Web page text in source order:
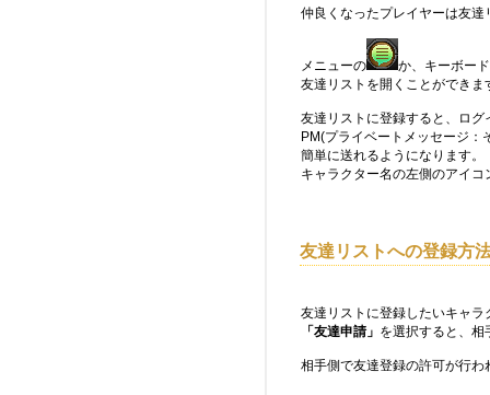
仲良くなったプレイヤーは友
メニューの
か、キーボー
友達リストを開くことができま
友達リストに登録すると、ロ
PM(プライベートメッセージ
簡単に送れるようになります。
キャラクター名の左側のアイ
友達リストへの登録方
友達リストに登録したいキャ
「友達申請」 を選択すると、相
相手側で友達登録の許可が行